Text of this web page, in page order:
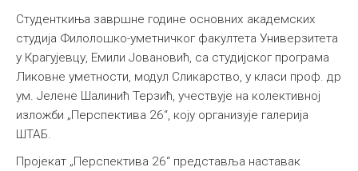
Студенткиња завршне године основних академских
студија Филолошко-уметничког факултета Универзитета
у Крагујевцу, Емили Јовановић, са студијског програма
Ликовне уметности, модул Сликарство, у класи проф. др
ум. Јелене Шалинић Терзић, учествује на колективној
изложби „Перспектива 26“, коју организује галерија
ШТАБ.
Пројекат „Перспектива 26“ представља наставак